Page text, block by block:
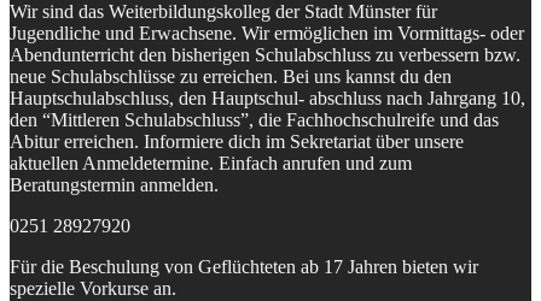
Wir sind das Weiterbildungskolleg der Stadt Münster für
Jugendliche und Erwachsene. Wir ermöglichen im Vormittags- oder
Abendunterricht den bisherigen Schulabschluss zu verbessern bzw.
neue Schulabschlüsse zu erreichen. Bei uns kannst du den
Hauptschulabschluss, den Hauptschul- abschluss nach Jahrgang 10,
den “Mittleren Schulabschluss”, die Fachhochschulreife und das
Abitur erreichen. Informiere dich im Sekretariat über unsere
aktuellen Anmeldetermine. Einfach anrufen und zum
Beratungstermin anmelden.
0251 28927920
Für die Beschulung von Geflüchteten ab 17 Jahren bieten wir
spezielle Vorkurse an.